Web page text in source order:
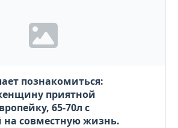
познакомиться:
приятной
65-70л с
на совместную жизнь.